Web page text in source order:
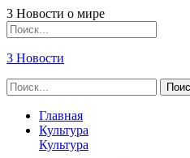
3 Новости о мире
3 Новости
Главная
Культура
Культура